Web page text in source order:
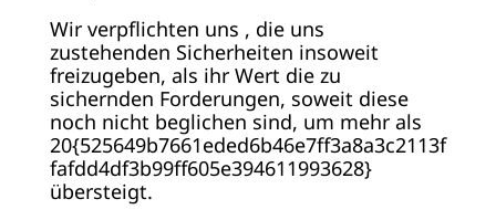
Wir verpflichten uns , die uns
zustehenden Sicherheiten insoweit
freizugeben, als ihr Wert die zu
sichernden Forderungen, soweit diese
noch nicht beglichen sind, um mehr als
20{525649b7661eded6b46e7ff3a8a3c2113f
fafdd4df3b99ff605e394611993628}
übersteigt.